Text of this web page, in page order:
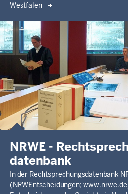
Westfalen.
NRWE -
datenbank
In der Rechtsprechungsdatenbank
(NRWEntscheidungen;